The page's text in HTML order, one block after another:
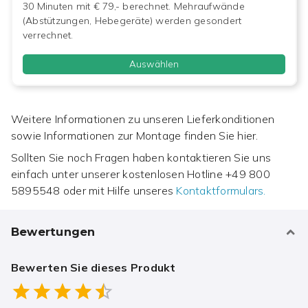
30 Minuten mit € 79,- berechnet. Mehraufwände
(Abstützungen, Hebegeräte) werden gesondert
verrechnet.
Auswählen
Weitere Informationen zu unseren Lieferkonditionen
sowie Informationen zur Montage finden Sie hier.
Sollten Sie noch Fragen haben kontaktieren Sie uns
einfach unter unserer kostenlosen Hotline+49 800
5895548 oder mit Hilfe unseres Kontaktformulars.
Bewertungen
Bewerten Sie dieses Produkt